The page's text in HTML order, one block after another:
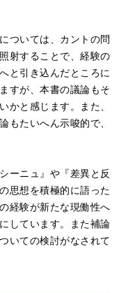
ついては、カントの問
射することで、経験の
と引き込んだところに
すが、本書の議論もそ
かと感じます。また、
もたいへん示唆的で、
ーニュ』や『差異と反
思想を積極的に語った
経験が新たな現働性へ
しています。また補論
いての検討がなされて